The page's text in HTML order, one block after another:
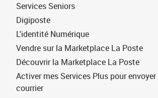
Services Seniors
Digiposte
L'identité Numérique
Vendre sur la Marketplace La Poste
Découvrir la Marketplace La Poste
Activer mes Services Plus pour
courrier